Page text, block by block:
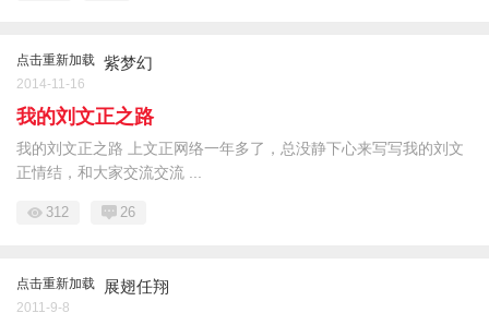
点击重新加载 紫梦幻
2014-11-16
我的刘文正之路
我的刘文正之路 上文正网络一年多了，总没静下心来写写我的刘文
正情结，和大家交流交流 ...
312 26
点击重新加载 展翅任翔
2011-9-8